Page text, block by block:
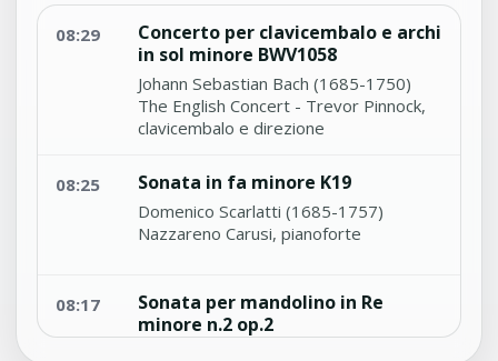
08:29
Concerto per clavicembalo e archi
in sol minore BWV1058
Johann Sebastian Bach (1685-1750)
The English Concert - Trevor Pinnock,
clavicembalo e direzione
08:25 Sonata in fa minore K19
Domenico Scarlatti (1685-1757)
Nazzareno Carusi, pianoforte
08:17
Sonata per mandolino in Re
minore n.2 op.2